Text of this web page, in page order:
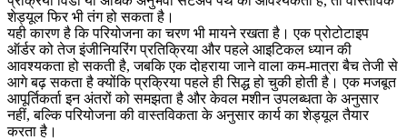
शेड्यूल फिर भी तंग हो सकता है।
यही कारण है कि परियोजना का चरण भी मायने रखता है। एक प्रोटोटाइप
ऑर्डर को तेज इंजीनियरिंग प्रतिक्रिया और पहले आइटिकल ध्यान की
आवश्यकता हो सकती है, जबकि एक दोहराया जाने वाला कम-मात्रा बैच तेजी से
आगे बढ़ सकता है क्योंकि प्रक्रिया पहले ही सिद्ध हो चुकी होती है। एक मजबूत
आपूर्तिकर्ता इन अंतरों को समझता है और केवल मशीन उपलब्धता के अनुसार
नहीं, बल्कि परियोजना की वास्तविकता के अनुसार कार्य का शेड्यूल तैयार
करता है।